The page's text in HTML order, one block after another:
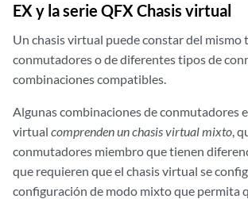
EX y la serie QFX Chasis virtual
Un chasis virtual puede constar del mismo
conmutadores o de diferentes tipos de
combinaciones compatibles.
Algunas combinaciones de conmutadores
virtual comprenden un chasis virtual mixto,
conmutadores miembro que tienen
que requieren que el chasis virtual se
configuración de modo mixto que permita